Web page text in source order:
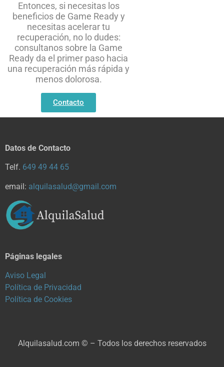
Entonces, si necesitas los
beneficios de Game Ready y
necesitas acelerar tu
recuperación, no lo dudes:
consultanos sobre la Game
Ready da el primer paso hacia
una recuperación más rápida y
menos dolorosa.
Contacto
Datos de Contacto
Telf. 649 49 44 65
email: alquilasalud@gmail.com
Páginas legales
Aviso Legal
Política de Privacidad
Política de Cookies
Alquilasalud.com © – Todos los derechos reservados